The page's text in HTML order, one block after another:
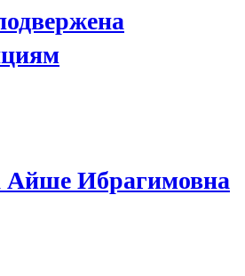
Айше Ибрагимовна